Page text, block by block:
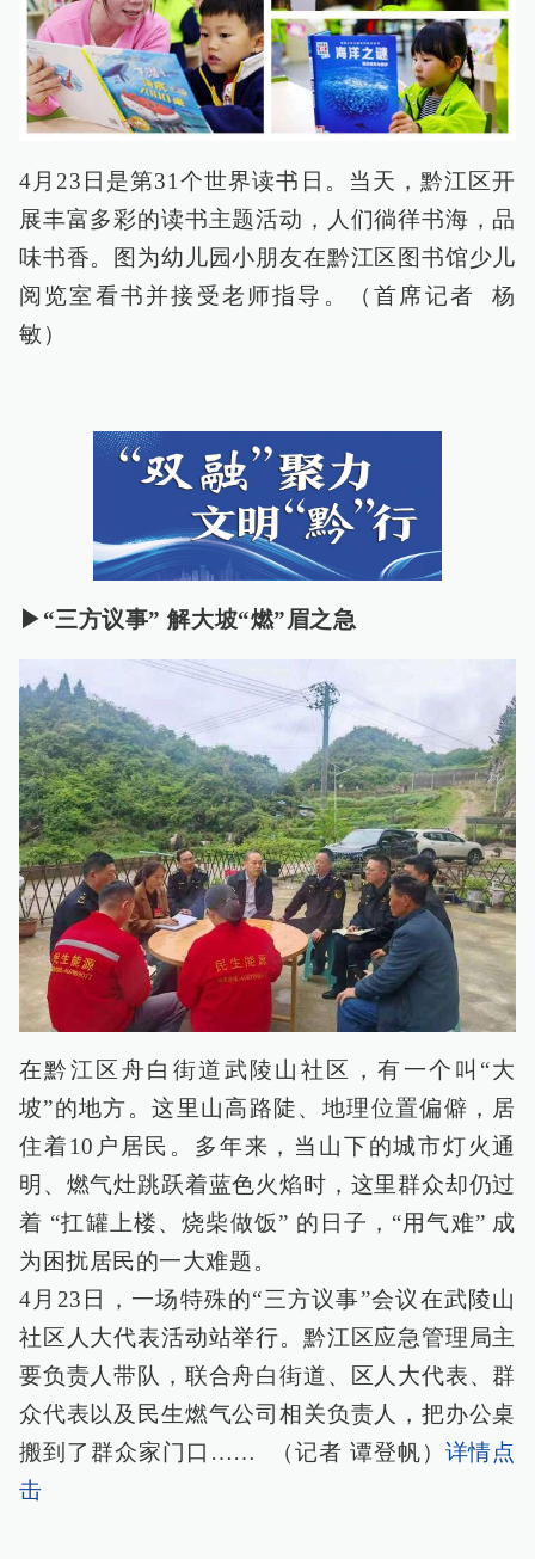
4月23日是第31个世界读书日。当天，黔江区开
展丰富多彩的读书主题活动，人们徜徉书海，品
味书香。图为幼儿园小朋友在黔江区图书馆少儿
阅览室看书并接受老师指导。（首席记者 杨
敏）
▶“三方议事” 解大坡“燃”眉之急
在黔江区舟白街道武陵山社区，有一个叫“大
坡”的地方。这里山高路陡、地理位置偏僻，居
住着10户居民。多年来，当山下的城市灯火通
明、燃气灶跳跃着蓝色火焰时，这里群众却仍过
着 “扛罐上楼、烧柴做饭” 的日子，“用气难” 成
为困扰居民的一大难题。
4月23日，一场特殊的“三方议事”会议在武陵山
社区人大代表活动站举行。黔江区应急管理局主
要负责人带队，联合舟白街道、区人大代表、群
众代表以及民生燃气公司相关负责人，把办公桌
搬到了群众家门口…… （记者 谭登帆） 详情点
击